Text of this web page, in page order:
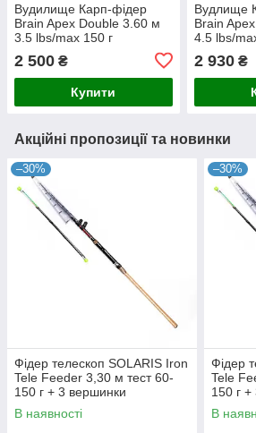
Вудилище Карп-фідер
Brain Apex Double 3.60 м
3.5 lbs/max 150 г
2 500 ₴
Купити
Вудлище
Brain
4.5 lbs/
2 930₴
Акційні пропозиції та новинки
–30%
Фідер телескоп SOLARIS Iron
Tele Feeder 3,30 м тест 60-
150 г + 3 вершинки
В наявності
–30%
Фідер
Tele
150 г
В